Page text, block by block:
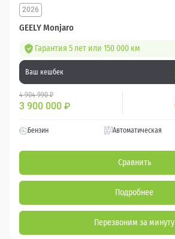
GEELY Monjaro
2026
Гарантия 5 лет или 150 000 км
Ваш кешбек
4 904 990 ₽
3 900 000 ₽
Бензин Автоматическая
Сравнить
Подробнее
Перезвоним за минуту